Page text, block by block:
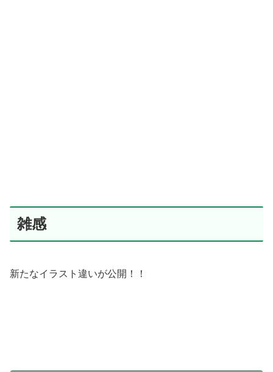
雑感
新たなイラスト違いが公開！！